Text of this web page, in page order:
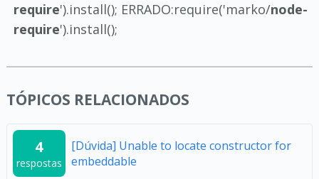
require').install(); ERRADO:require('marko/node-
require').install();
TÓPICOS RELACIONADOS
4
respostas
[Dúvida] Unable to locate constructor for
embeddable